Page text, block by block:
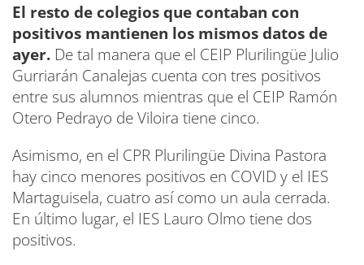
El resto de colegios que contaban con
positivos mantienen los mismos datos de
ayer. De tal manera que el CEIP Plurilingüe Julio
Gurriarán Canalejas cuenta con tres positivos
entre sus alumnos mientras que el CEIP Ramón
Otero Pedrayo de Viloira tiene cinco.
Asimismo, en el CPR Plurilingüe Divina Pastora
hay cinco menores positivos en COVID y el IES
Martaguisela, cuatro así como un aula cerrada.
En último lugar, el IES Lauro Olmo tiene dos
positivos.